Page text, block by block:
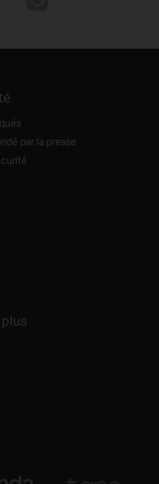
par la presse